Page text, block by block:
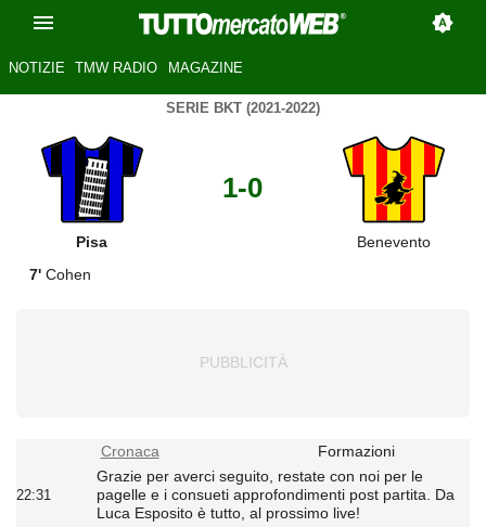
NOTIZIE TMW RADIO MAGAZINE
SERIE BKT (2021-2022)
Pisa
1-0
Benevento
7' Cohen
Cronaca Formazioni
22:31
Grazie per averci seguito, restate con noi per le
pagelle e i consueti approfondimenti post partita. Da
Luca Esposito è tutto, al prossimo live!